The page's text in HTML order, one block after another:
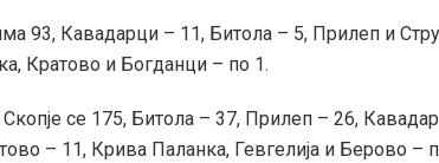
93, Кавадарци – 11, Битола – 5, Прилеп и
Кратово и Богданци – по 1.
се 175, Битола – 37, Прилеп – 26,
– 11, Крива Паланка, Гевгелија и Берово –